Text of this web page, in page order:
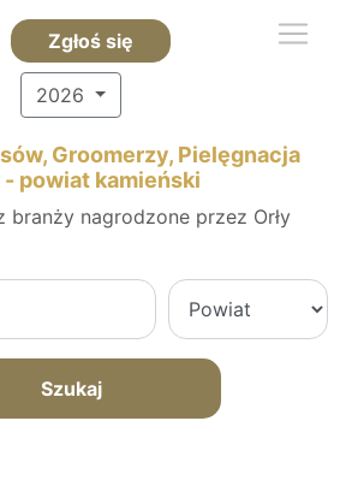
Zgłoś się
2026
Groomerzy, Pielęgnacja
- powiat kamieński
branży nagrodzone przez Orły
Szukaj